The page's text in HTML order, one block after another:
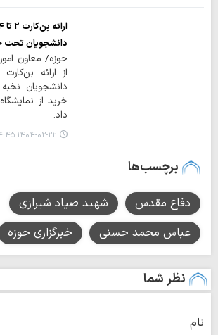
دانشجویان تحت
حوزه/ معاون
دانشجویان
خرید از
داد.
۱۴۰۴-۰۲-۲۲ ۱۴:۴۵
برچسب‌ها
دفاع مقدس
شهید صیاد شیرازی
عباس محمد حسنی
خبرگزاری حوزه
نظر شما
نام